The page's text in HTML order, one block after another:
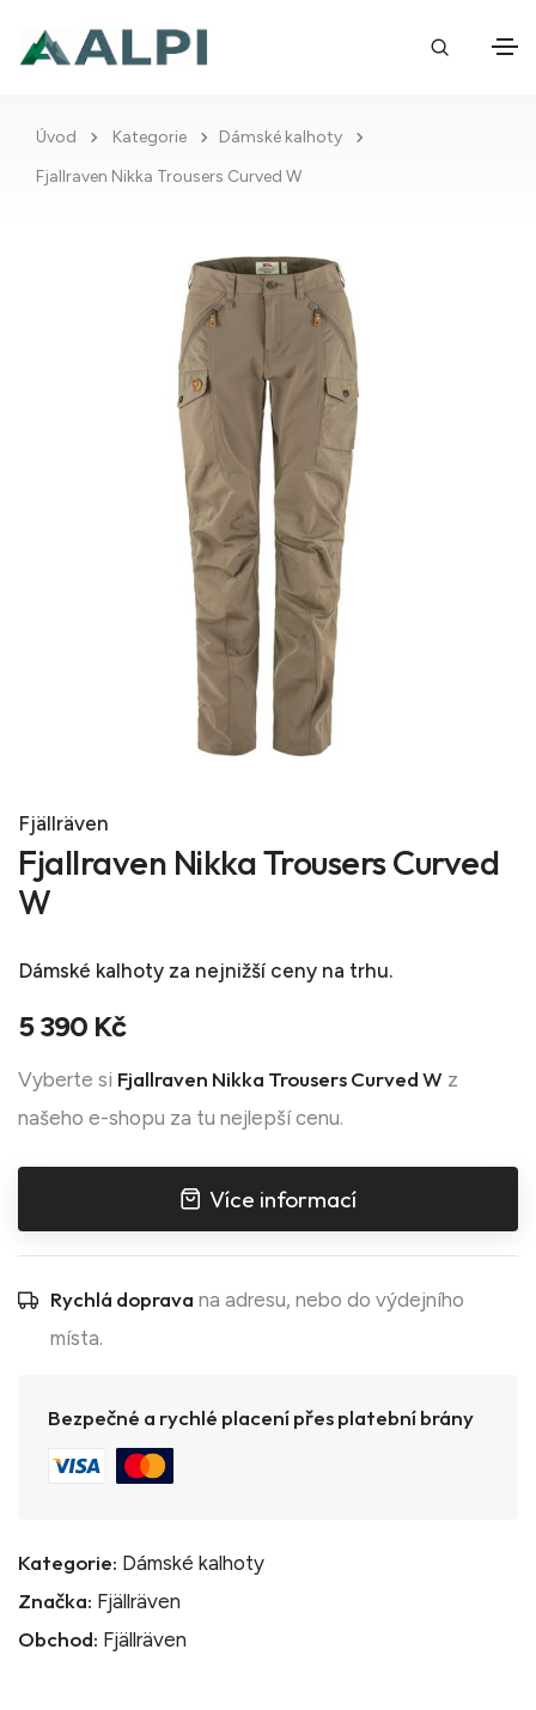
Úvod Kategorie
Dámské kalhoty
Fjallraven Nikka Trousers Curved W
Fjällräven
Fjallraven Nikka Trousers Curved
W
Dámské kalhoty za nejnižší ceny na trhu.
5 390 Kč
Vyberte si Fjallraven Nikka Trousers Curved W z
našeho e-shopu za tu nejlepší cenu.
Více informací
Rychlá doprava na adresu, nebo do výdejního
místa.
Bezpečné a rychlé placení přes platební brány
Kategorie: Dámské kalhoty
Značka: Fjällräven
Obchod: Fjällräven